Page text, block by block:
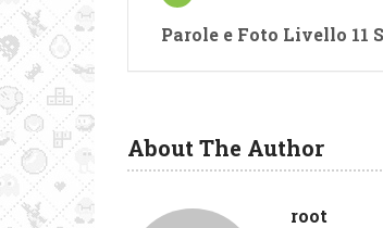
Parole e Foto Livello 11
About The Author
root